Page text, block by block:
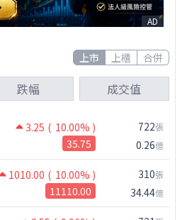
AD
上市 上櫃 合併
跌幅 成交值
3.25 ( 10.00% )
35.75
722張
0.26億
1010.00 ( 10.00% )
11110.00
310張
34.44億